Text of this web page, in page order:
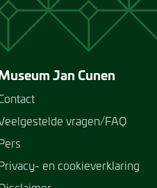
Jan Cunen
vragen/FAQ
en cookieverklaring